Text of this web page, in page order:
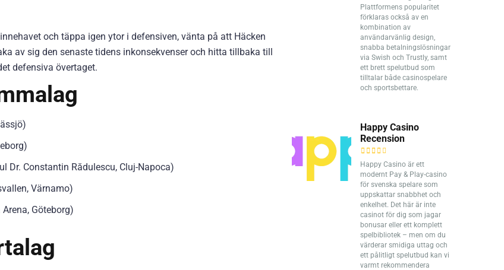
och täppa igen ytor i defensiven, vänta på att Häcken
av sig den senaste tidens inkonsekvenser och hitta tillbaka till
defensiva övertaget.
Dr. Constantin Rădulescu, Cluj-Napoca)
Värnamo)
Göteborg)
Plattformens popularitet
förklaras också av en
kombination av
användarvänlig design,
snabba betalningslösningar
via Swish och Trustly, samt
ett brett spelutbud som
tilltalar både casinospelare
och sportsbettare.
Happy Casino
Recension
Happy Casino är ett
modernt Pay & Play-casino
för svenska spelare som
uppskattar snabbhet och
enkelhet. Det här är inte
casinot för dig som jagar
bonusar eller ett komplett
spelbibliotek – men om du
värderar smidiga uttag och
ett pålitligt spelutbud kan vi
varmt rekommendera